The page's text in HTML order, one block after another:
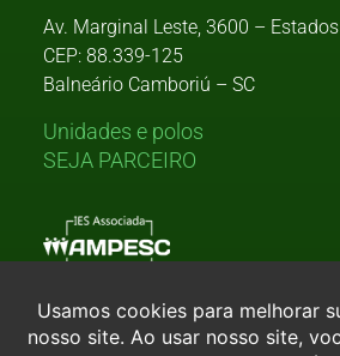
Av. Marginal Leste, 3600 – Estados
CEP: 88.339-125
Balneário Camboriú – SC
Unidades e polos
SEJA PARCEIRO